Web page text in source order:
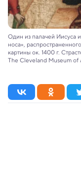
Один из палачей Иисуса
носа»,
картины ок. 1400 г.
The Cleveland Museum of